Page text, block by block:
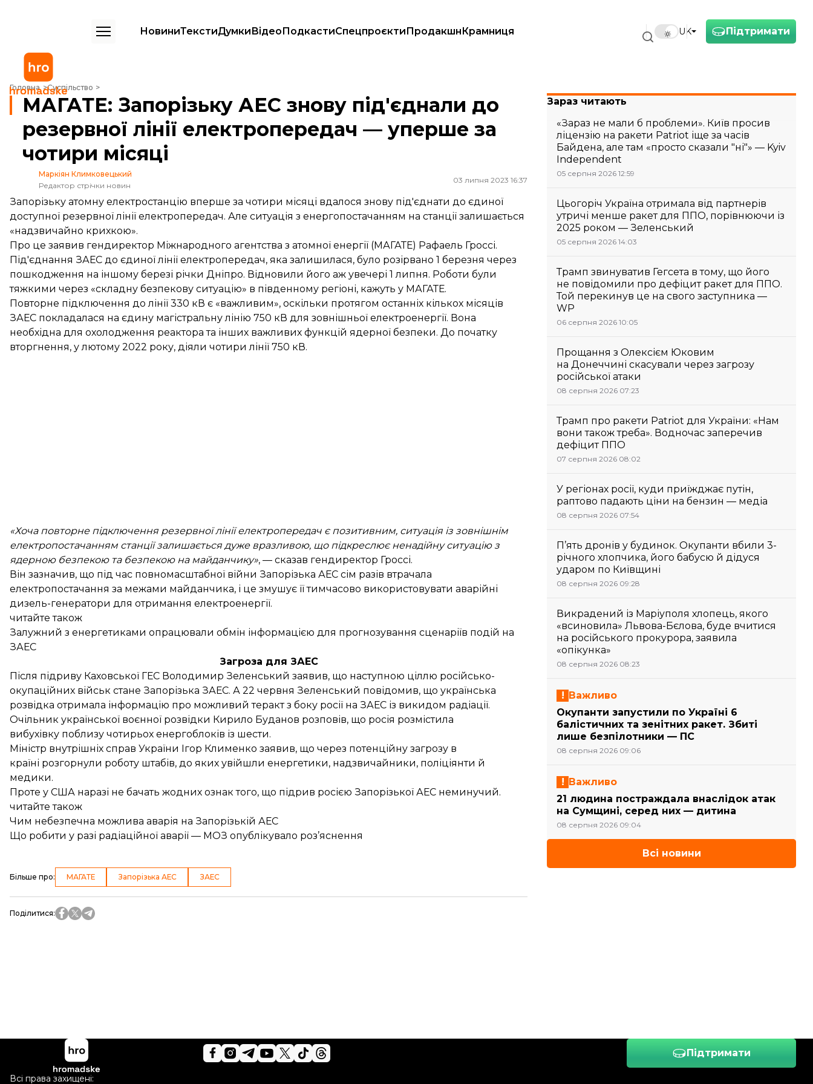
Підтримати
UK
НовиниТекстиДумкиВідеоПодкастиСпецпроєктиПродакшнКрамниця
Головна Суспільство
МАГАТЕ: Запорізьку АЕС знову під'єднали до резервної лінії електропередач — уперше за чотири місяці
МАГАТЕ: Запорізьку АЕС знову під'єднали до
резервної лінії електропередач — уперше за
чотири місяці
Маркіян Климковецький
Редактор стрічки новин
03 липня 2023 16:37
Запорізьку атомну електростанцію вперше за чотири місяці вдалося знову під'єднати до єдиної
доступної резервної лінії електропередач. Але ситуація з енергопостачанням на станції залишається
«надзвичайно крихкою».
Про це заявив гендиректор Міжнародного агентства з атомної енергії (МАГАТЕ) Рафаель Гроссі.
Під'єднання ЗАЕС до єдиної лінії електропередач, яка залишилася, було розірвано 1 березня через
пошкодження на іншому березі річки Дніпро. Відновили його аж увечері 1 липня. Роботи були
тяжкими через «складну безпекову ситуацію» в південному регіоні, кажуть у МАГАТЕ.
Повторне підключення до лінії 330 кВ є «важливим», оскільки протягом останніх кількох місяців
ЗАЕС покладалася на єдину магістральну лінію 750 кВ для зовнішньої електроенергії. Вона
необхідна для охолодження реактора та інших важливих функцій ядерної безпеки. До початку
вторгнення, у лютому 2022 року, діяли чотири лінії 750 кВ.
«Хоча повторне підключення резервної лінії електропередач є позитивним, ситуація із зовнішнім
електропостачанням станції залишається дуже вразливою, що підкреслює ненадійну ситуацію з
ядерною безпекою та безпекою на майданчику», — сказав гендиректор Гроссі.
Він зазначив, що під час повномасштабної війни Запорізька АЕС сім разів втрачала
електропостачання за межами майданчика, і це змушує її тимчасово використовувати аварійні
дизель-генератори для отримання електроенергії.
читайте також
Залужний з енергетиками опрацювали обмін інформацією для прогнозування сценаріїв подій на
ЗАЕС
Загроза для ЗАЕС
Після підриву Каховської ГЕС Володимир Зеленський заявив, що наступною ціллю російсько-
окупаційних військ стане Запорізька ЗАЕС. А 22 червня Зеленський повідомив, що українська
розвідка отримала інформацію про можливий теракт з боку росії на ЗАЕС із викидом радіації.
Очільник української воєнної розвідки Кирило Буданов розповів, що росія розмістила
вибухівку поблизу чотирьох енергоблоків із шести.
Міністр внутрішніх справ України Ігор Клименко заявив, що через потенційну загрозу в
країні розгорнули роботу штабів, до яких увійшли енергетики, надзвичайники, поліціянти й
медики.
Проте у США наразі не бачать жодних ознак того, що підрив росією Запорізької АЕС неминучий.
читайте також
Чим небезпечна можлива аварія на Запорізькій АЕС
Що робити у разі радіаційної аварії — МОЗ опублікувало роз’яснення
Більше про: МАГАТЕ Запорізька АЕС ЗАЕС
Поділитися:
Зараз читають
«Зараз не мали б проблеми». Київ просив
ліцензію на ракети Patriot іще за часів
Байдена, але там «просто сказали "ні"» — Kyiv
Independent
05 серпня 2026 12:59
Цьогоріч Україна отримала від партнерів
утричі менше ракет для ППО, порівнюючи із
2025 роком — Зеленський
05 серпня 2026 14:03
Трамп звинуватив Гегсета в тому, що його
не повідомили про дефіцит ракет для ППО.
Той перекинув це на свого заступника —
WP
06 серпня 2026 10:05
Прощання з Олексієм Юковим
на Донеччині скасували через загрозу
російської атаки
08 серпня 2026 07:23
Трамп про ракети Patriot для України: «Нам
вони також треба». Водночас заперечив
дефіцит ППО
07 серпня 2026 08:02
У регіонах росії, куди приїжджає путін,
раптово падають ціни на бензин — медіа
08 серпня 2026 07:54
П’ять дронів у будинок. Окупанти вбили 3-
річного хлопчика, його бабусю й дідуся
ударом по Київщині
08 серпня 2026 09:28
Викрадений із Маріуполя хлопець, якого
«всиновила» Львова-Бєлова, буде вчитися
на російського прокурора, заявила
«опікунка»
08 серпня 2026 08:23
Важливо
Окупанти запустили по Україні 6
балістичних та зенітних ракет. Збиті
лише безпілотники — ПС
08 серпня 2026 09:06
Важливо
21 людина постраждала внаслідок атак
на Сумщині, серед них — дитина
08 серпня 2026 09:04
Всі новини
Підтримати
Всі права захищені: